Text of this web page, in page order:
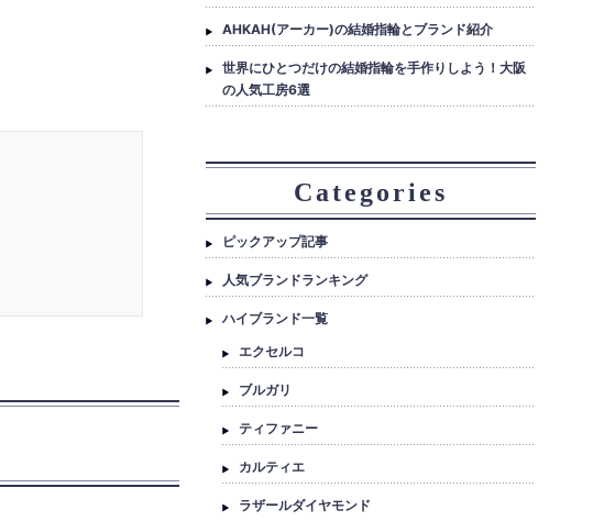
AHKAH(アーカー)の結婚指輪とブランド紹介
世界にひとつだけの結婚指輪を手作りしよう！大阪
の人気工房6選
Categories
ピックアップ記事
人気ブランドランキング
ハイブランド一覧
エクセルコ
ブルガリ
ティファニー
カルティエ
ラザールダイヤモンド